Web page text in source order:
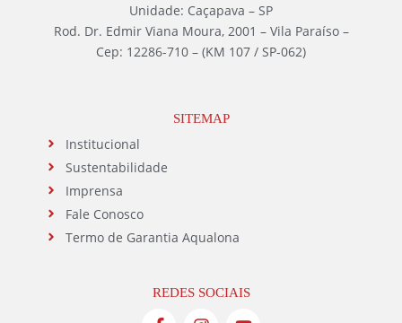
Unidade: Caçapava – SP
Rod. Dr. Edmir Viana Moura, 2001 – Vila Paraíso –
Cep: 12286-710 – (KM 107 / SP-062)
SITEMAP
Institucional
Sustentabilidade
Imprensa
Fale Conosco
Termo de Garantia Aqualona
REDES SOCIAIS